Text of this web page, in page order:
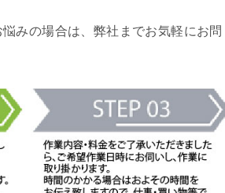
みの場合は、弊社までお気軽にお問